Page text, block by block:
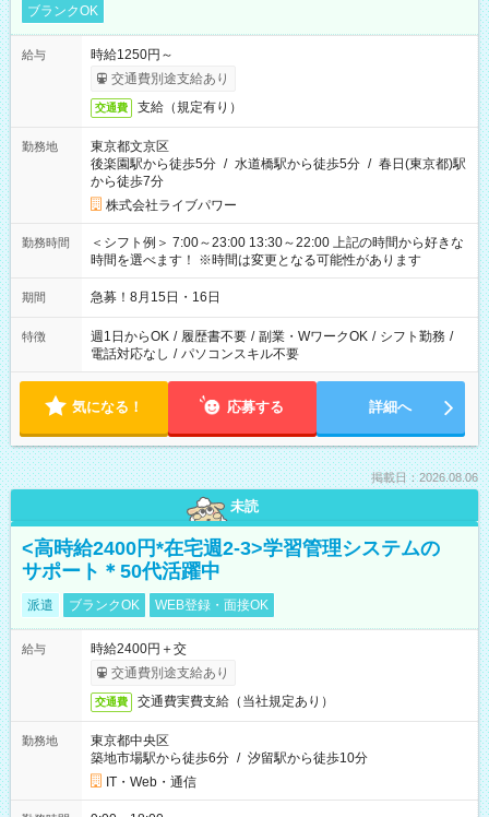
ブランクOK
給与
時給1250円～
交通費別途支給あり
交通費 支給（規定有り）
勤務地
東京都文京区
後楽園駅から徒歩5分 / 水道橋駅から徒歩5分 / 春日(東京都)駅
から徒歩7分
株式会社ライブパワー
勤務時間
＜シフト例＞ 7:00～23:00 13:30～22:00 上記の時間から好きな
時間を選べます！ ※時間は変更となる可能性があります
期間 急募！8月15日・16日
特徴 週1日からOK / 履歴書不要 / 副業・WワークOK / シフト勤務 /
電話対応なし / パソコンスキル不要
気になる！ 応募する 詳細へ
掲載日：2026.08.06
未読
<高時給2400円*在宅週2-3>学習管理システムの
サポート＊50代活躍中
派遣 ブランクOK WEB登録・面接OK
給与
時給2400円＋交
交通費別途支給あり
交通費 交通費実費支給（当社規定あり）
勤務地
東京都中央区
築地市場駅から徒歩6分 / 汐留駅から徒歩10分
IT・Web・通信